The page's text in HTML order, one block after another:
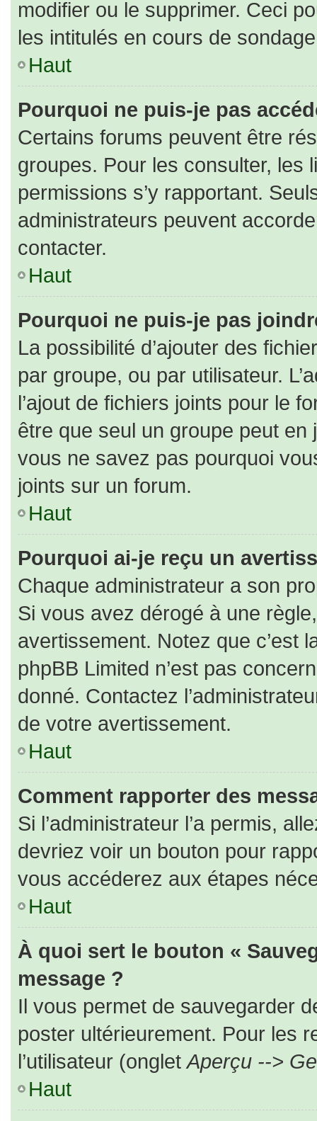
modifier ou le supprimer. Ceci
les intitulés en cours de
Haut
Pourquoi ne puis-je pas
Certains forums peuvent être
groupes. Pour les consulter, les
permissions s’y rapportant.
administrateurs peuvent
contacter.
Haut
Pourquoi ne puis-je pas
La possibilité d’ajouter des
par groupe, ou par utilisateur.
l’ajout de fichiers joints pour le
être que seul un groupe peut en
vous ne savez pas pourquoi
joints sur un forum.
Haut
Pourquoi ai-je reçu un
Chaque administrateur a son
Si vous avez dérogé à une
avertissement. Notez que c’est
phpBB Limited n’est pas
donné. Contactez
de votre avertissement.
Haut
Comment rapporter des
Si l’administrateur l’a permis,
devriez voir un bouton pour
vous accéderez aux étapes
Haut
À quoi sert le bouton «
message ?
Il vous permet de sauvegarder
poster ultérieurement. Pour les
l’utilisateur (ongletAperçu -->
Haut